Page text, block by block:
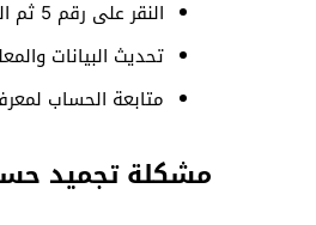
النقر على رقم 5 ثم الضغط على رقم 2.
تحديث البيانات
متابعة الحساب
مشكلة تجميد